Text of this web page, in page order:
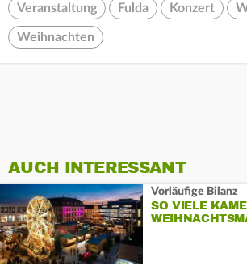
Veranstaltung Fulda Konzert
Weihnachten
AUCH INTERESSANT
Vorläufige Bilanz
SO VIELE